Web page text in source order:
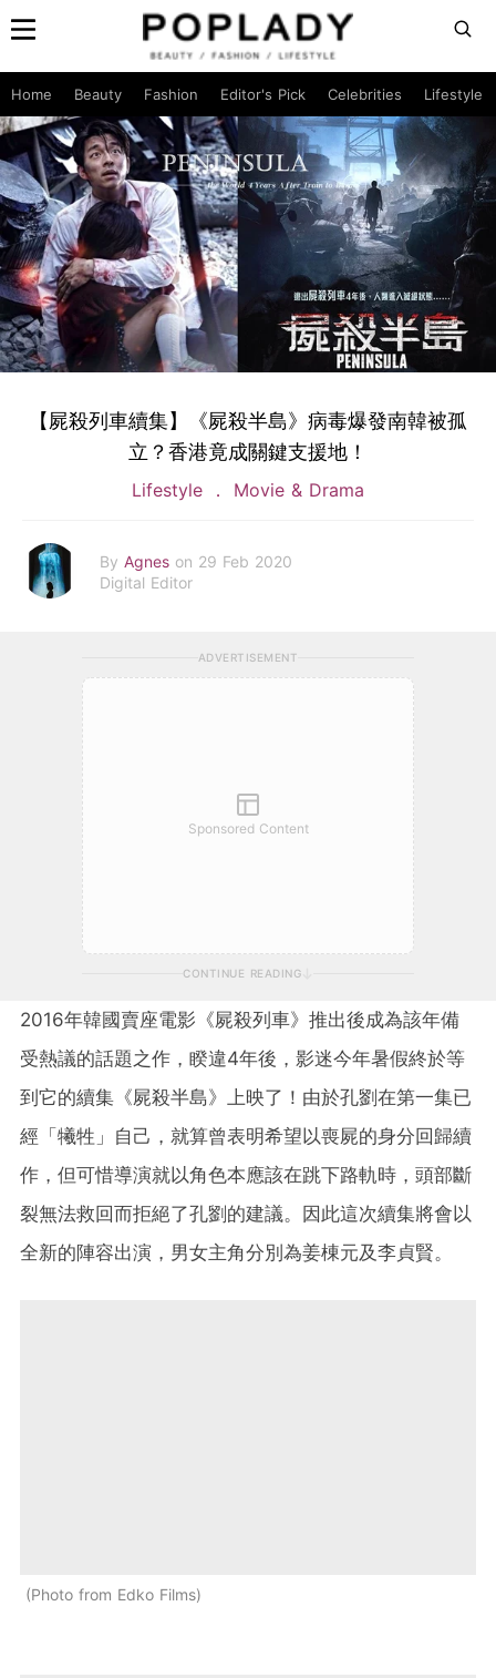
Home Beauty Fashion Editor's Pick Celebrities Lifestyle
【屍殺列車續集】《屍殺半島》病毒爆發南韓被孤
立？香港竟成關鍵支援地！
Lifestyle Movie & Drama
By Agnes on 29 Feb 2020
Digital Editor
ADVERTISEMENT
Sponsored Content
CONTINUE READING
2016年韓國賣座電影《屍殺列車》推出後成為該年備
受熱議的話題之作，睽違4年後，影迷今年暑假終於等
到它的續集《屍殺半島》上映了！由於孔劉在第一集已
經「犧牲」自己，就算曾表明希望以喪屍的身分回歸續
作，但可惜導演就以角色本應該在跳下路軌時，頭部斷
裂無法救回而拒絕了孔劉的建議。因此這次續集將會以
全新的陣容出演，男女主角分別為姜棟元及李貞賢。
Photo from Edko Films